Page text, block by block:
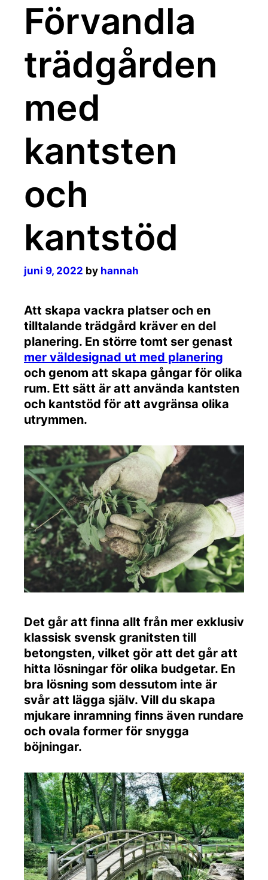
Förvandla
trädgården
med
kantsten
och
kantstöd
juni 9, 2022 by hannah
Att skapa vackra platser och en
tilltalande trädgård kräver en del
planering. En större tomt ser genast
mer väldesignad ut med planering
och genom att skapa gångar för olika
rum. Ett sätt är att använda kantsten
och kantstöd för att avgränsa olika
utrymmen.
Det går att finna allt från mer exklusiv
klassisk svensk granitsten till
betongsten, vilket gör att det går att
hitta lösningar för olika budgetar. En
bra lösning som dessutom inte är
svår att lägga själv. Vill du skapa
mjukare inramning finns även rundare
och ovala former för snygga
böjningar.